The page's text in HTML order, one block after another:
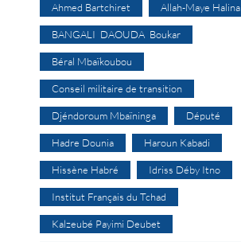
Ahmed Bartchiret Allah-Maye Halina
BANGALI DAOUDA Boukar
Béral Mbaïkoubou
Conseil militaire de transition
Djéndoroum Mbaïninga Député
Hadre Dounia Haroun Kabadi
Hissène Habré Idriss Déby Itno
Institut Français du Tchad
Kalzeubé Payimi Deubet